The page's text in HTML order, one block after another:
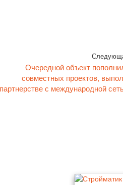
Очередной объект
совместных проектов,
партнерстве с международной